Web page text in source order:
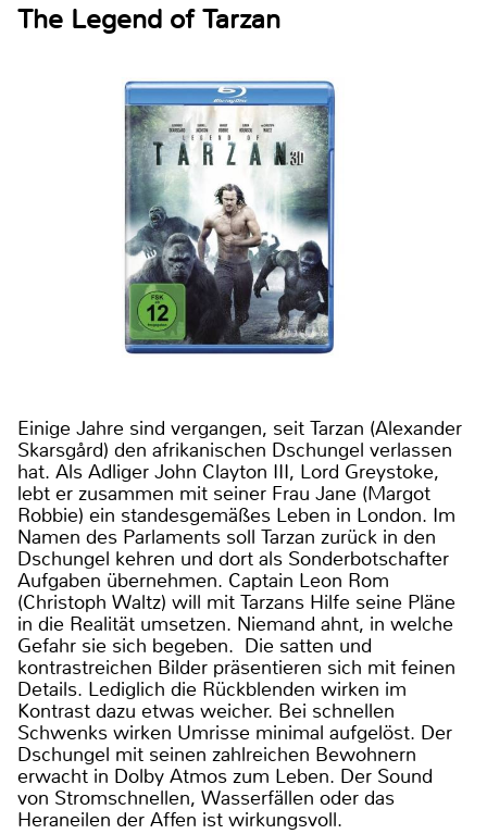
The Legend of Tarzan
Einige Jahre sind vergangen, seit Tarzan (Alexander
Skarsgård) den afrikanischen Dschungel verlassen
hat. Als Adliger John Clayton III, Lord Greystoke,
lebt er zusammen mit seiner Frau Jane (Margot
Robbie) ein standesgemäßes Leben in London. Im
Namen des Parlaments soll Tarzan zurück in den
Dschungel kehren und dort als Sonderbotschafter
Aufgaben übernehmen. Captain Leon Rom
(Christoph Waltz) will mit Tarzans Hilfe seine Pläne
in die Realität umsetzen. Niemand ahnt, in welche
Gefahr sie sich begeben. Die satten und
kontrastreichen Bilder präsentieren sich mit feinen
Details. Lediglich die Rückblenden wirken im
Kontrast dazu etwas weicher. Bei schnellen
Schwenks wirken Umrisse minimal aufgelöst. Der
Dschungel mit seinen zahlreichen Bewohnern
erwacht in Dolby Atmos zum Leben. Der Sound
von Stromschnellen, Wasserfällen oder das
Heraneilen der Affen ist wirkungsvoll.